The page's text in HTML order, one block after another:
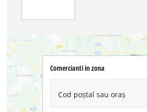
Comercianti in zona
Cod poștal sau oraș